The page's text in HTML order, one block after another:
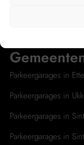
Parkeergarages in
Parkeergarages in
Parkeergarages in
Parkeergarages in